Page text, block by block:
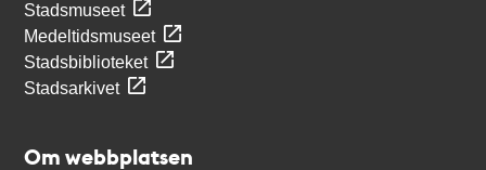
Stadsmuseet
Medeltidsmuseet
Stadsbiblioteket
Stadsarkivet
Om webbplatsen